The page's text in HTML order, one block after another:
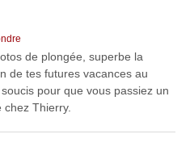
de plongée, superbe la
de tes futures vacances au
pour que vous passiez un
Thierry.